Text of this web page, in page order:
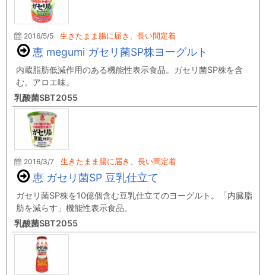
2016/5/5 生きたまま腸に届き、長い間定着
恵 megumi ガセリ菌SP株ヨーグルト
内蔵脂肪低減作用のある機能性表示食品。ガセリ菌SP株を含
む。アロエ味。
乳酸菌SBT2055
2016/3/7 生きたまま腸に届き、長い間定着
恵 ガセリ菌SP 豆乳仕立て
ガセリ菌SP株を10億個含む豆乳仕立てのヨーグルト。「内臓脂
肪を減らす」機能性表示食品。
乳酸菌SBT2055